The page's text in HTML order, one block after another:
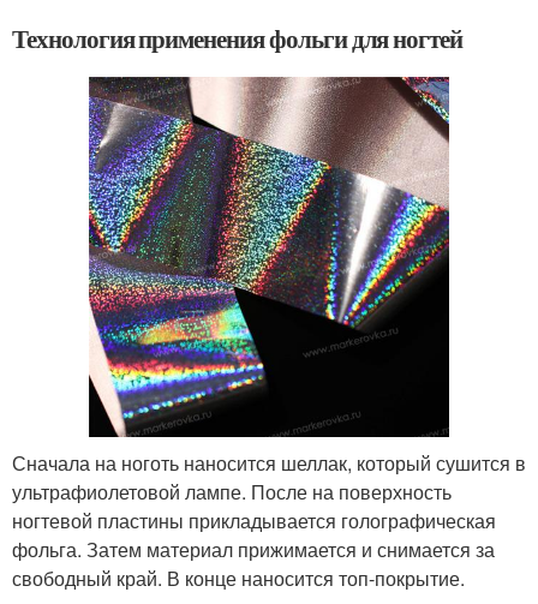
Технология применения фольги для ногтей
Сначала на ноготь наносится шеллак, который сушится в
ультрафиолетовой лампе. После на поверхность
ногтевой пластины прикладывается голографическая
фольга. Затем материал прижимается и снимается за
свободный край. В конце наносится топ-покрытие.